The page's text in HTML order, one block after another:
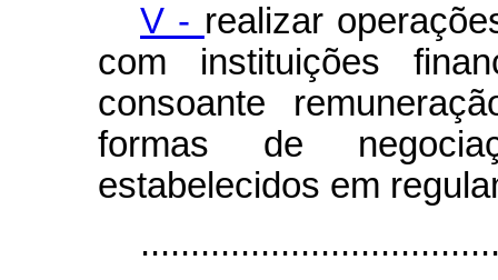
V - realizar
com instituições
consoante
formas de
estabelecidos em